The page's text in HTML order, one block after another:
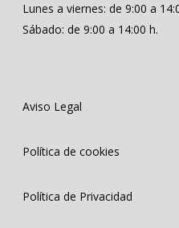
Lunes a viernes: de 9:00 a
Sábado: de 9:00 a 14:00 h.
Aviso Legal
Política de cookies
Política de Privacidad